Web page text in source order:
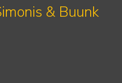
& Buunk